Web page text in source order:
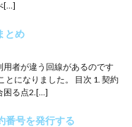
[…]
とめ
者が違う回線があるのです
になりました。 目次 1. 契約
困る点2.[…]
番号を発行する